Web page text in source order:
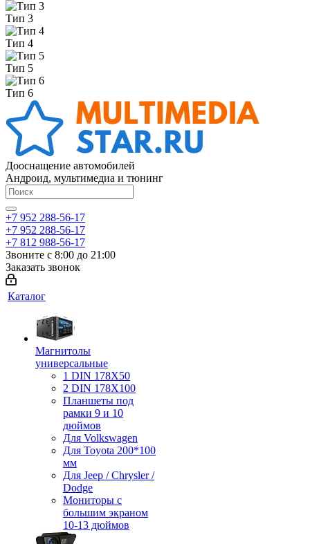
Тип 3
Тип 4
Тип 5
Тип 6
Дооснащение автомобилей
Андроид, мультимедиа и тюнинг
+7 952 288-56-17
+7 952 288-56-17
+7 812 988-56-17
Звоните с 8:00 до 21:00
Заказать звонок
Каталог
Магнитолы
универсальные
1 DIN 178X50
2 DIN 178X100
Планшеты под
рамки 9 и 10
дюймов
Для Volkswagen
Для Toyota 200*100
мм
Для Jeep / Chrysler /
Dodge
Мониторы с
большим экраном
10-13 дюймов